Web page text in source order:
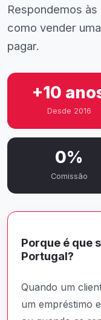
Respondemos
como vender
pagar.
+10
Desde 2016
0%
Comissão
Porque é que
Portugal?
Quando um
um empréstimo